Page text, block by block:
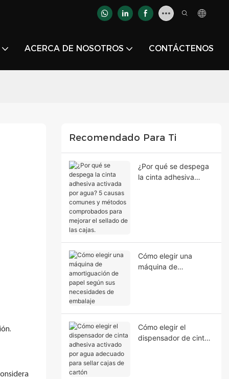
ACERCA DE NOSOTROS CONTÁCTENOS
Recomendado Para Ti
¿Por qué se despega
la cinta adhesiva
las cajas.
Cómo elegir una
máquina de
Cómo elegir el
dispensador de cinta